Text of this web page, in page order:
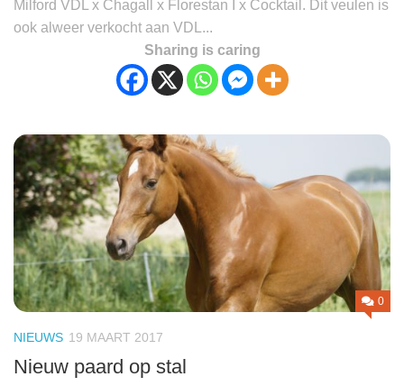
Milford VDL x Chagall x Florestan I x Cocktail. Dit veulen is
ook alweer verkocht aan VDL...
Sharing is caring
0
NIEUWS 19 MAART 2017
Nieuw paard op stal